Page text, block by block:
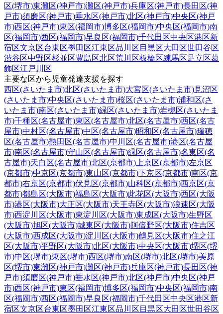
区(堺市)東灘区(神戸市)灘区(神戸市)兵庫区(神戸市)長田区(神
戸市)須磨区(神戸市)垂水区(神戸市)北区(神戸市)中央区(神戸
市)西区(神戸市)東区(福岡市)博多区(福岡市)中央区(福岡市)南
区(福岡市)西区(福岡市)早良区(福岡市)千代田区中央区港区新
宿区文京区台東区墨田区江東区品川区 目黒区大田区世田谷区
渋谷区中野区杉並区豊島区北区荒川区板橋区練馬区足立区葛
飾区江戸川区
主要な区から児童発達支援を探す
西区(さいたま市)北区(さいたま市)大宮区(さいたま市)見沼区
(さいたま市)中央区(さいたま市)桜区(さいたま市)浦和区(さ
いたま市)南区(さいたま市)緑区(さいたま市)岩槻区(さいたま
市)千種区(名古屋市)東区(名古屋市)北区(名古屋市)西区(名古
屋市)中村区(名古屋市)中区(名古屋市)昭和区(名古屋市)瑞穂
区(名古屋市)熱田区(名古屋市)中川区(名古屋市)港区(名古屋
市)南区(名古屋市)守山区(名古屋市)緑区(名古屋市)名東区(名
古屋市)天白区(名古屋市)北区(京都市) 上京区(京都市)左京区
(京都市)中京区(京都市)東山区(京都市)下京区(京都市)南区(京
都市)右京区(京都市)伏見区(京都市)山科区(京都市)西京区(京
都市)都島区(大阪市)福島区(大阪市)此花区(大阪市)西区(大阪
市)港区(大阪市)大正区(大阪市)天王寺区(大阪市)浪速区(大阪
市)西淀川区(大阪市)東淀川区(大阪市)東成区(大阪市)生野区
(大阪市)旭区(大阪市)城東区(大阪市)阿倍野区(大阪市)住吉区
(大阪市)西成区(大阪市)淀川区(大阪市)鶴見区(大阪市)住之江
区(大阪市)平野区(大阪市)北区(大阪市)中央区(大阪市)堺区(堺
市)中区(堺市)東区(堺市)西区(堺市)南区(堺市)北区(堺市)美原
区(堺市)東灘区(神戸市)灘区(神戸市)兵庫区(神戸市)長田区(神
戸市)須磨区(神戸市)垂水区(神戸市)北区(神戸市)中央区(神戸
市)西区(神戸市)東区(福岡市)博多区(福岡市)中央区(福岡市)南
区(福岡市)西区(福岡市)早良区(福岡市)千代田区中央区港区新
宿区文京区台東区墨田区江東区品川区 目黒区大田区世田谷区